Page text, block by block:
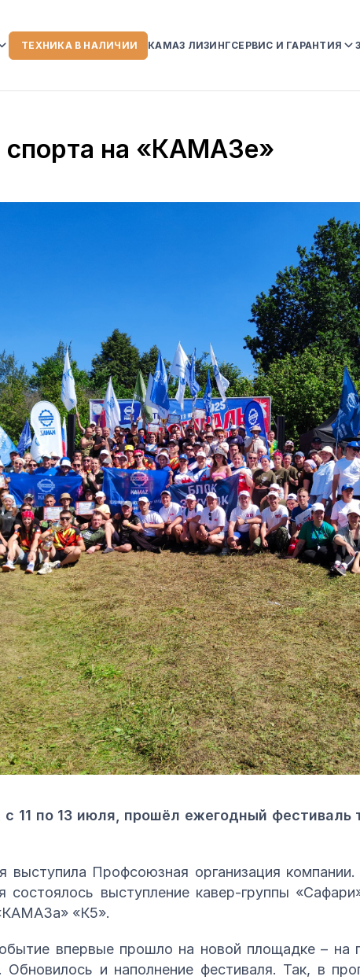
ТЕХНИКА В НАЛИЧИИ КАМАЗ ЛИЗИНГСЕРВИС И ГАРАНТИЯ
НА АВТОТЕХНИКУ
УСЛОВИЯ ГАРАНТИИ
спорта на «КАМАЗе»
11 по 13 июля, прошёл ежегодный фестиваль
выступила Профсоюзная организация
выступление кавер-группы
«К5».
впервые прошло на новой площадке – на
Обновилось и наполнение фестиваля. Так, в